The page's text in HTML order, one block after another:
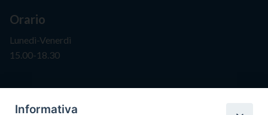
Orario
Lunedì-Venerdì
15.00-18.30
Informativa